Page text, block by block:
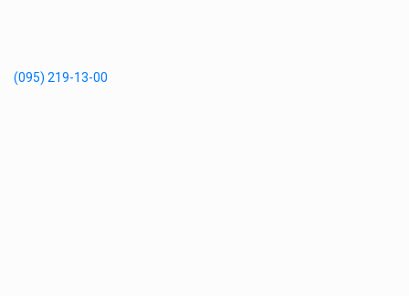
(095) 219-13-00